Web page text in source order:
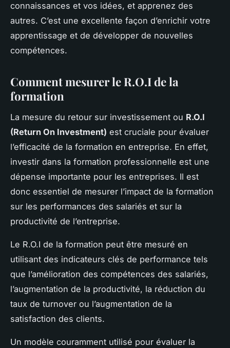
connaissances et vos idées, et apprenez des
autres. C’est une excellente façon d’enrichir votre
apprentissage et de développer de nouvelles
compétences.
Comment mesurer le R.O.I de la
formation
La mesure du retour sur investissement ou R.O.I
(Return On Investment) est cruciale pour évaluer
l’efficacité de la formation en entreprise. En effet,
investir dans la formation professionnelle est une
dépense importante pour les entreprises. Il est
donc essentiel de mesurer l’impact de la formation
sur les performances des salariés et sur la
productivité de l’entreprise.
Le R.O.I de la formation peut être mesuré en
utilisant des indicateurs clés de performance tels
que l’amélioration des compétences des salariés,
l’augmentation de la productivité, la réduction du
taux de turnover ou l’augmentation de la
satisfaction des clients.
Un modèle couramment utilisé pour évaluer la